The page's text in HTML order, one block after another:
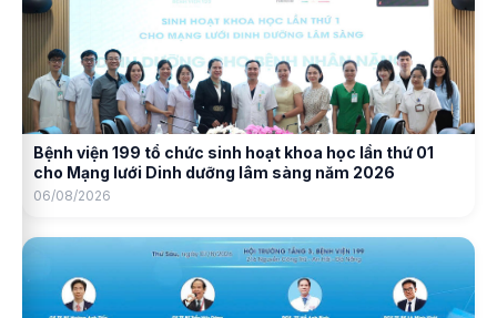
Bệnh viện 199 tổ chức sinh hoạt khoa học lần thứ 01
cho Mạng lưới Dinh dưỡng lâm sàng năm 2026
06/08/2026